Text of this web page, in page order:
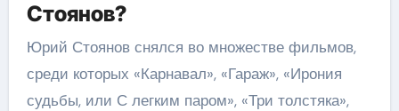
Стоянов?
Юрий Стоянов снялся во множестве фильмов,
среди которых «Карнавал», «Гараж», «Ирония
судьбы, или С легким паром», «Три толстяка»,